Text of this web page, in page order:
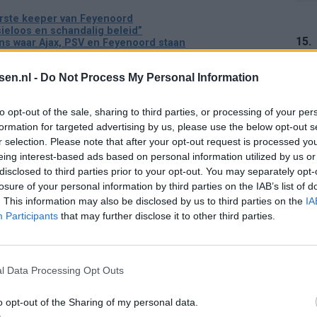
- Do Not Process My Personal Information
opt-out of the sale, sharing to third parties, or processing of your
for targeted advertising by us, please use the below opt-out
selection. Please note that after your opt-out request is processed
interest-based ads based on personal information utilized by us
to third parties prior to your opt-out. You may separately
of your personal information by third parties on the IAB’s list of
This information may also be disclosed by us to third parties on the
Participants that may further disclose it to other third parties.
Data Processing Opt Outs
opt-out of the Sharing of my personal data.
keeper van Feyenoord
en schandalig beleid”
waar Ajax, PSV en Feyenoord staan
de bak moeten: het belang van een voorbereiding
barst los
Marokko boven Oranje
en contractdetails
15.
16.
17.